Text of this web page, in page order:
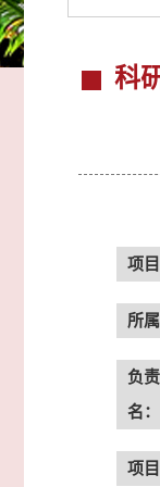
科
项目
所
负
名：
项目